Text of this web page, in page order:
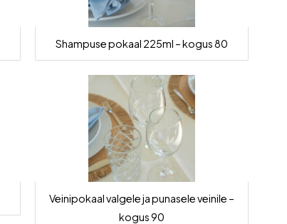
Shampuse pokaal 225ml – kogus 80
Veinipokaal valgele ja punasele veinile –
kogus 90